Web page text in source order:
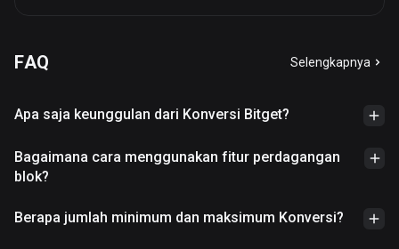
FAQ Selengkapnya
Apa saja keunggulan dari Konversi Bitget?
Bagaimana cara menggunakan fitur perdagangan
blok?
Berapa jumlah minimum dan maksimum Konversi?